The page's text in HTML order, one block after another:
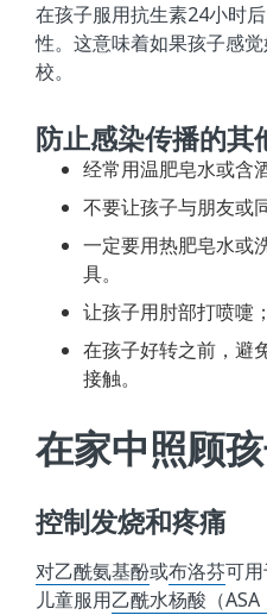
在孩子服用抗生素24小时
性。这意味着如果孩子感
校。
防止感染传播的其
经常用温肥皂水或含
不要让孩子与朋友或
一定要用热肥皂水或
具。
让孩子用肘部打喷嚏
在孩子好转之前，避
接触。
在家中照顾
控制发烧和疼痛
对乙酰氨基酚或布洛芬可
儿童服用乙酰水杨酸（ASA